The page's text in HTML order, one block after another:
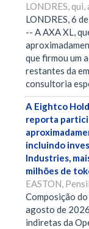
LONDRES,
LONDRES, 6
-- A AXA XL,
que firmou um
restantes da
consultoria
A Eightco
reporta
incluindo
Industries,
milhões de
EASTON,
Composição
agosto de
indiretas da